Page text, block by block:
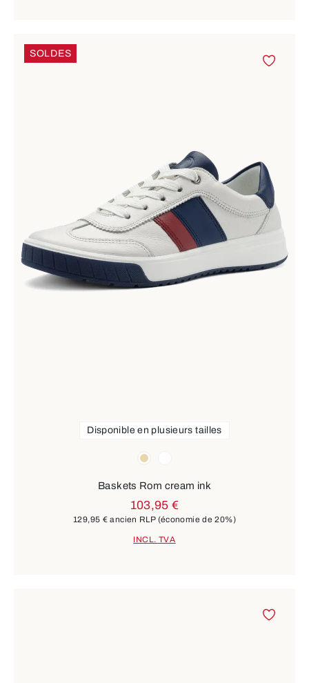
SOLDES
beige
Disponible en plusieurs tailles
Baskets Rom cream ink
103,95 €
129,95 € ancien RLP (économie de 20%)
INCL. TVA